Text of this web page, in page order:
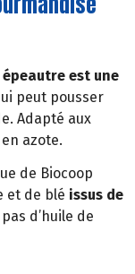
est une
peut pousser
Adapté aux
azote.
de Biocoop
et de blé issus de
d’huile de